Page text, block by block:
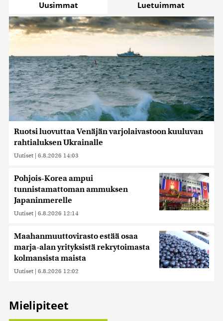
Uusimmat Luetuimmat
Ruotsi luovuttaa Venäjän varjolaivastoon kuuluvan
rahtialuksen Ukrainalle
Uutiset | 6.8.2026 14:03
Pohjois-Korea ampui
tunnistamattoman ammuksen
Japaninmerelle
Uutiset | 6.8.2026 12:14
Maahanmuuttovirasto estää osaa
marja-alan yrityksistä rekrytoimasta
kolmansista maista
Uutiset | 6.8.2026 12:02
Mielipiteet